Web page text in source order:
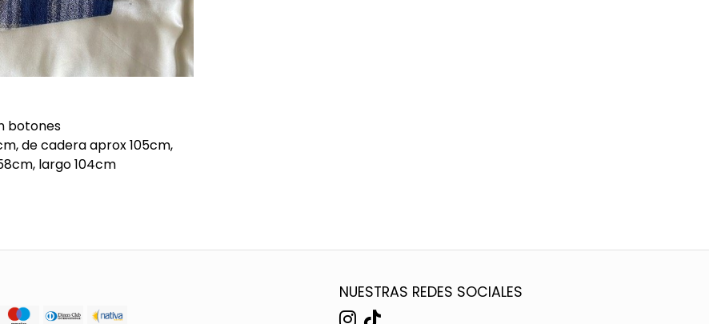
botones
de cadera aprox 105cm,
largo 104cm
NUESTRAS REDES SOCIALES